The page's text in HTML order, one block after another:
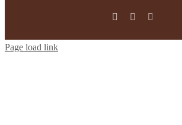
FacebookInstagram
Page load link